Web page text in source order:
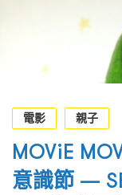
條款及細則
EN
電影
親子
MOViE
意識節 —